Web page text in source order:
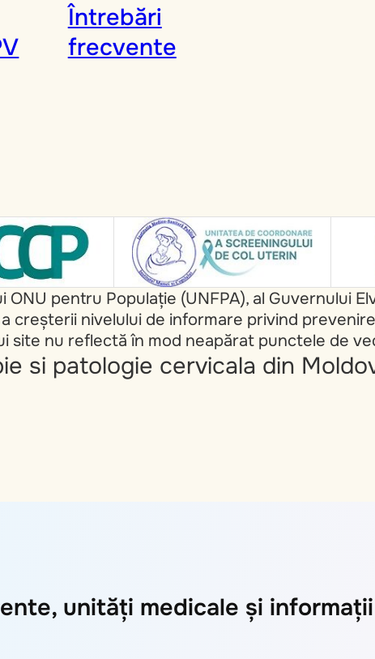
Întrebări
frecvente
pentru Populație (UNFPA), al Guvernului
creșterii nivelului de informare privind
site nu reflectă în mod neapărat punctele de
si patologie cervicala din
unități medicale și